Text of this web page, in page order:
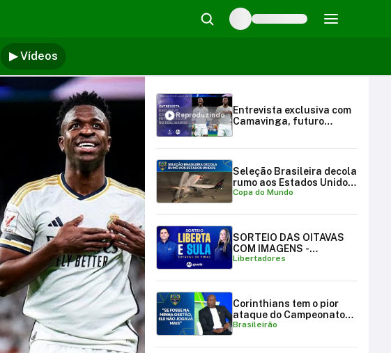
▶ Vídeos
Reproduzindo
Entrevista exclusiva com
Camavinga, futuro
Seleção Brasileira decola
rumo aos Estados Unidos
para a Copa do Mundo
Copa do Mundo
SORTEIO DAS OITAVAS
COM IMAGENS -
LIBERTADORES E
Libertadores
Corinthians tem o pior
ataque do Campeonato
Brasileiro
Brasileirão